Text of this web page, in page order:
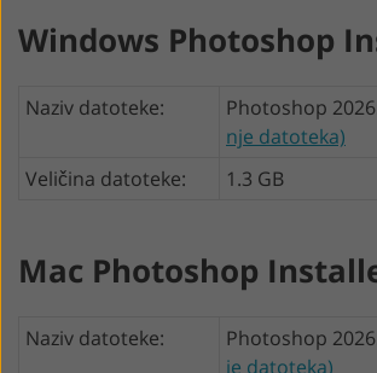
Windows Photoshop
Naziv datoteke: Photoshop
nje datoteka)
Veličina datoteke:
1.3 GB
Mac Photoshop
Naziv datoteke: Photoshop
je datoteka)